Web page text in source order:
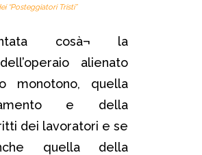
“Posteggiatori Tristi”
cosà¬ la
alienato
monotono, quella
e della
dei lavoratori e se
quella della